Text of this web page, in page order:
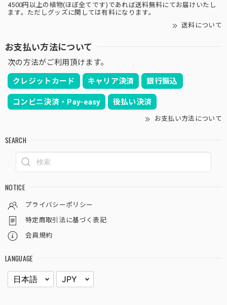
4500円以上の植物(ほぼ全てです)であれば送料無料にてお届けいたし
ます。ただしグッズに関しては有料になります。
送料について
お支払い方法について
次の方法がご利用頂けます。
クレジットカード キャリア決済 銀行振込
コンビニ決済・Pay-easy 後払い決済
お支払い方法について
SEARCH
NOTICE
プライバシーポリシー
特定商取引法に基づく表記
会員規約
LANGUAGE